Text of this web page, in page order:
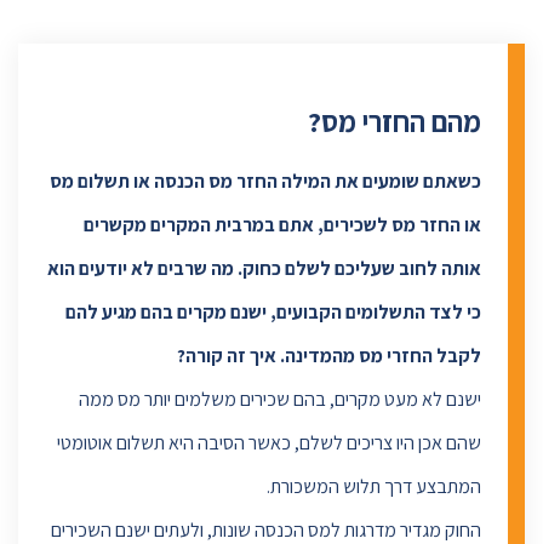
מהם החזרי מס?
כשאתם שומעים את המילה החזר מס הכנסה או תשלום מס
או החזר מס לשכירים, אתם במרבית המקרים מקשרים
אותה לחוב שעליכם לשלם כחוק. מה שרבים לא יודעים הוא
כי לצד התשלומים הקבועים, ישנם מקרים בהם מגיע להם
לקבל החזרי מס מהמדינה. איך זה קורה?
ישנם לא מעט מקרים, בהם שכירים משלמים יותר מס ממה
שהם אכן היו צריכים לשלם, כאשר הסיבה היא תשלום אוטומטי
המתבצע דרך תלוש המשכורת.
החוק מגדיר מדרגות למס הכנסה שונות, ולעתים ישנם השכירים